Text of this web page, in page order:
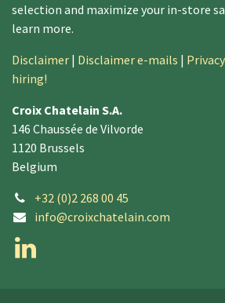
selection and maximize your in-store
learn more. ​
Disclaimer | Disclaimer e-mails |
hiring!
Croix Chatelain S.A.
146 Chaussée de Vilvorde
1120 Brussels
Belgium
+32 (0)2 268 00 45
info@croixchatelain.com